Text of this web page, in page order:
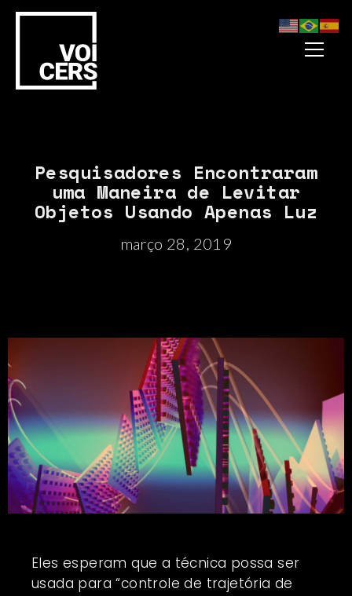
Pesquisadores Encontraram
uma Maneira de Levitar
Objetos Usando Apenas Luz
março 28, 2019
Eles esperam que a técnica possa ser
usada para “controle de trajetória de